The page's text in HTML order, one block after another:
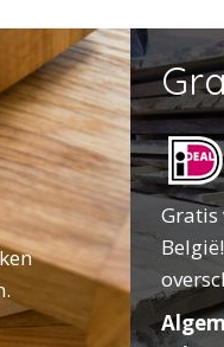
Gratis